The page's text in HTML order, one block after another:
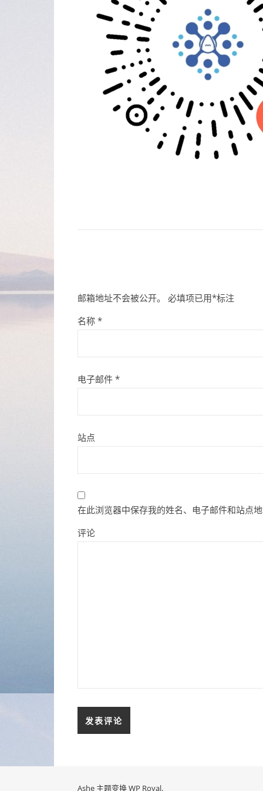
邮箱地址不会被公开。 必填项已用*标注
名称 *
电子邮件 *
站点
在此浏览器中保存我的姓名、电子邮件和站点
评论
Ashe 主题变换WP Royal.